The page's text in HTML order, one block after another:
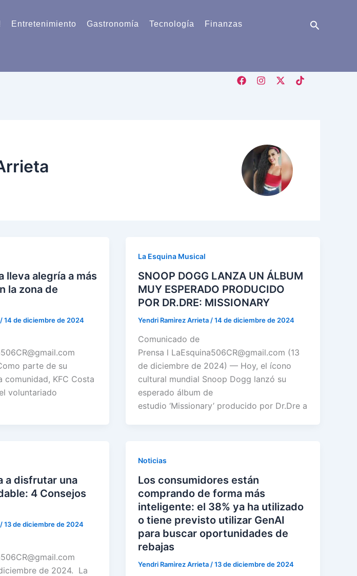
Entretenimiento Gastronomía Tecnología Finanzas Buscar
lleva alegría a más
la zona de
/14 de diciembre de 2024
parte de su
comunidad, KFC Costa
voluntariado
La Esquina Musical
SNOOP DOGG LANZA UN ÁLBUM
MUY ESPERADO PRODUCIDO
POR DR.DRE: MISSIONARY
Yendri Ramìrez Arrieta /14 de diciembre de 2024
Comunicado de
Prensa l LaEsquina506CR@gmail.com (13
de diciembre de 2024) — Hoy, el ícono
cultural mundial Snoop Dogg lanzó su
esperado álbum de
estudio ‘Missionary’ producido por Dr.Dre a
a disfrutar una
4 Consejos
/13 de diciembre de 2024
de 2024. La
Noticias
Los consumidores están
comprando de forma más
inteligente: el 38% ya ha utilizado
o tiene previsto utilizar GenAI
para buscar oportunidades de
rebajas
Yendri Ramìrez Arrieta /13 de diciembre de 2024